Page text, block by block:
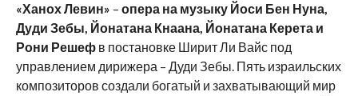
«Ханох Левин» – опера на музыку Йоси Бен Нуна,
Дуди Зебы, Йонатана Кнаана, Йонатана Керета и
Рони Решефв постановке Ширит Ли Вайс под
управлением дирижера – Дуди Зебы. Пять израильских
композиторов создали богатый и захватывающий мир